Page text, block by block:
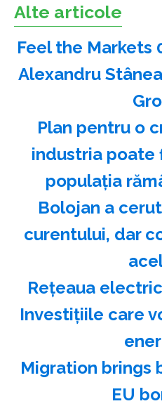
Alte articole
Feel the Markets
Alexandru
Plan pentru o
industria poate
populaţia
Bolojan a
curentului, dar
Reţeaua
Investiţiile care
Migration brings
EU